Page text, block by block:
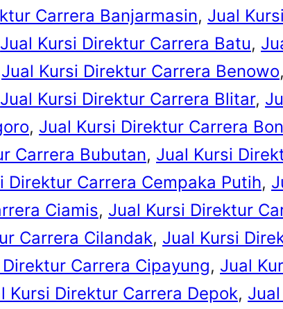
Carrera Banjarmasin, Jual
Jual Kursi Direktur Carrera Batu,
Jual Kursi Direktur Carrera Benowo,
Jual Kursi Direktur Carrera Blitar,
, Jual Kursi Direktur Carrera
Carrera Bubutan, Jual Kursi
Direktur Carrera Cempaka Putih,
Ciamis, Jual Kursi Direktur
Carrera Cilandak, Jual Kursi
Carrera Cipayung, Jual
Kursi Direktur Carrera Depok,